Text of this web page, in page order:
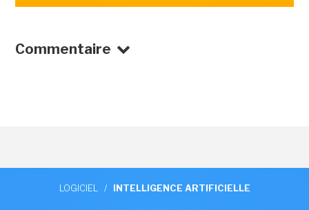
Commentaire
LOGICIEL / INTELLIGENCE ARTIFICIELLE